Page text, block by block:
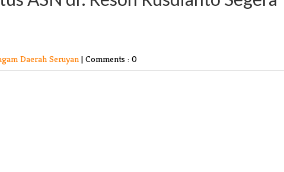
Daerah Seruyan | Comments : 0